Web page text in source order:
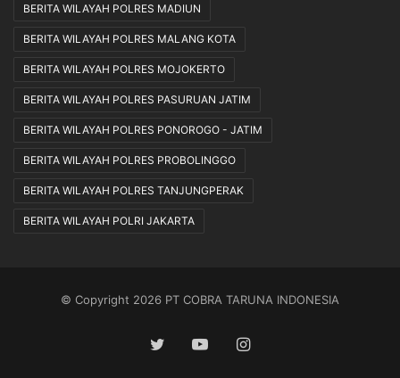
BERITA WILAYAH POLRES MADIUN
BERITA WILAYAH POLRES MALANG KOTA
BERITA WILAYAH POLRES MOJOKERTO
BERITA WILAYAH POLRES PASURUAN JATIM
BERITA WILAYAH POLRES PONOROGO - JATIM
BERITA WILAYAH POLRES PROBOLINGGO
BERITA WILAYAH POLRES TANJUNGPERAK
BERITA WILAYAH POLRI JAKARTA
© Copyright 2026 PT COBRA TARUNA INDONESIA
TwitterYouTubeInstagram